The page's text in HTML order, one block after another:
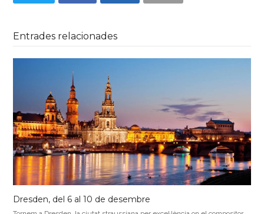
Entrades relacionades
Dresden, del 6 al 10 de desembre